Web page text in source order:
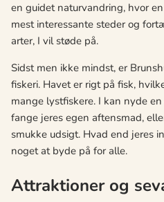
en guidet naturvandring, hvor
mest interessante steder og
arter, I vil støde på.
Sidst men ikke mindst, er
fiskeri. Havet er rigt på fisk,
mange lystfiskere. I kan nyde
fange jeres egen aftensmad,
smukke udsigt. Hvad end jeres
noget at byde på for alle.
Attraktioner og